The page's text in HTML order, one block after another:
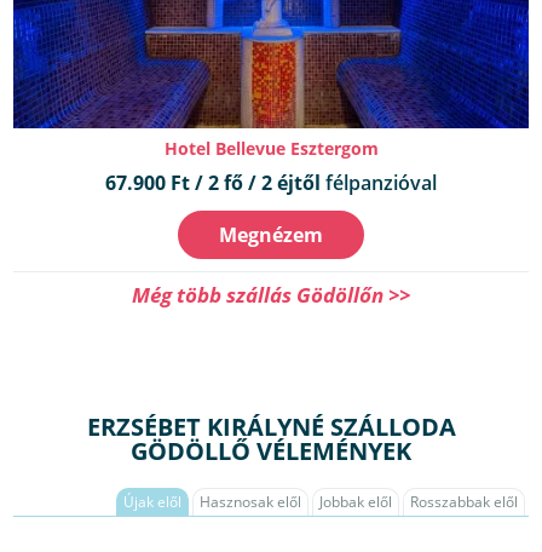
Hotel Bellevue Esztergom
67.900 Ft / 2 fő / 2 éjtől félpanzióval
Megnézem
Még több szállás Gödöllőn >>
ERZSÉBET KIRÁLYNÉ SZÁLLODA
GÖDÖLLŐ VÉLEMÉNYEK
Újak elől Hasznosak elől Jobbak elől Rosszabbak elől